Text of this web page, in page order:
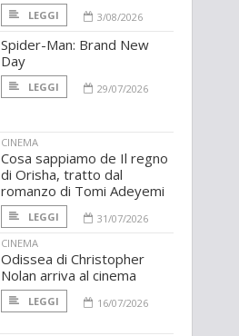
LEGGI 3/08/2026
Spider-Man: Brand New
Day
LEGGI 29/07/2026
CINEMA
Cosa sappiamo de Il regno
di Orisha, tratto dal
romanzo di Tomi Adeyemi
LEGGI
31/07/2026
CINEMA
Odissea di Christopher
Nolan arriva al cinema
LEGGI 16/07/2026